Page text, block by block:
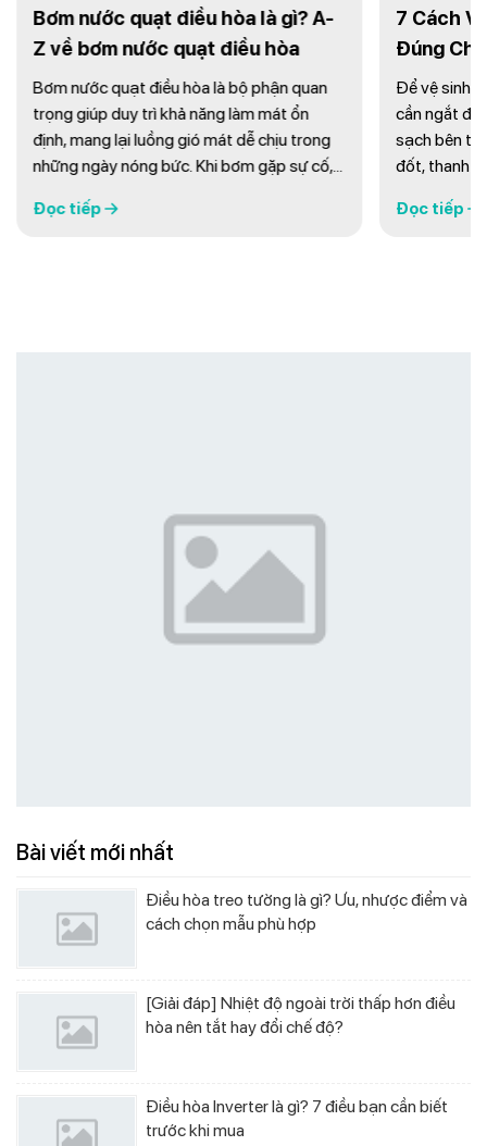
Bơm nước quạt điều hòa là gì? A-
Z về bơm nước quạt điều hòa
Bơm nước quạt điều hòa là bộ phận quan
trọng giúp duy trì khả năng làm mát ổn
định, mang lại luồng gió mát dễ chịu trong
những ngày nóng bức. Khi bơm gặp sự cố,
đến trải nghiệm sử dụng. Vậy bơm nước
Đọc tiếp
Đây là cách
và hiệu quả
Bài viết mới nhất
Điều hòa treo tường là gì? Ưu, nhược điểm và
cách chọn mẫu phù hợp
[Giải đáp] Nhiệt độ ngoài trời thấp hơn điều
hòa nên tắt hay đổi chế độ?
Điều hòa Inverter là gì? 7 điều bạn cần biết
trước khi mua